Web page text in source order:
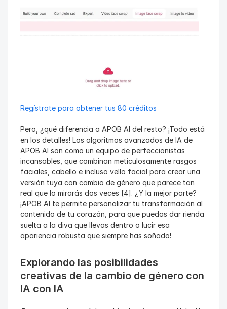
Regístrate para obtener tus 80 créditos
Pero, ¿qué diferencia a APOB AI del resto? ¡Todo está
en los detalles! Los algoritmos avanzados de IA de
APOB AI son como un equipo de perfeccionistas
incansables, que combinan meticulosamente rasgos
faciales, cabello e incluso vello facial para crear una
versión tuya con cambio de género que parece tan
real que lo mirarás dos veces [4]. ¿Y la mejor parte?
¡APOB AI te permite personalizar tu transformación al
contenido de tu corazón, para que puedas dar rienda
suelta a la diva que llevas dentro o lucir esa
apariencia robusta que siempre has soñado!
Explorando las posibilidades
creativas de la cambio de género con
IA con IA